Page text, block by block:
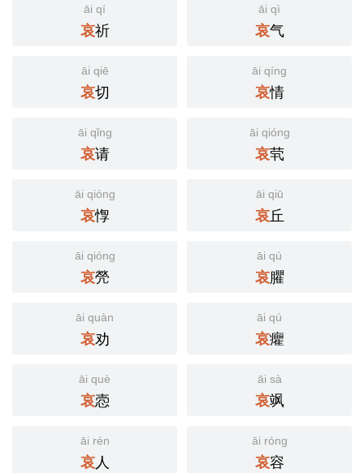
āi qí
哀祈
āi qì
哀气
āi qiē
哀切
āi qíng
哀情
āi qǐng
哀请
āi qióng
哀茕
āi qióng
哀惸
āi qiū
哀丘
āi qióng
哀焭
āi qú
哀臞
āi quàn
哀劝
āi qú
哀癯
āi què
哀悫
āi sà
哀飒
āi rén
哀人
āi róng
哀容